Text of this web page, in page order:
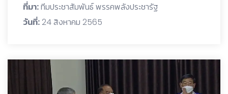
ที่มา:ทีมประชาสัมพันธ์ พรรคพลังประชารัฐ
วันที่: 24 สิงหาคม 2565